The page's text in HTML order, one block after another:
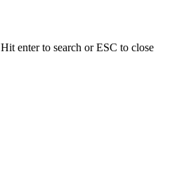
Hit enter to search or ESC to close